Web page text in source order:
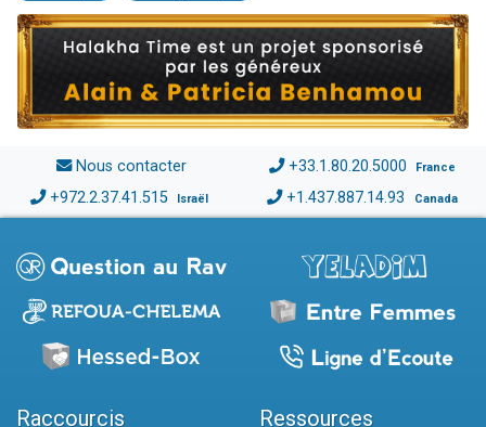
Nous contacter +33.1.80.20.5000 France
+972.2.37.41.515 Israël +1.437.887.14.93 Canada
Raccourcis Ressources